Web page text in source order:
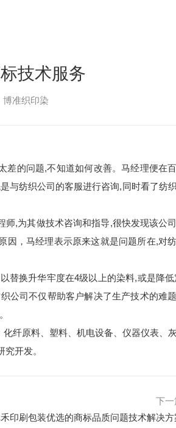
技术服务
博准织印染
的问题,不知道如何改善。马经理便在
与纺织公司的客服进行咨询,同时看了纺
,为其做技术咨询和指导,很快发现该公
因，马经理表示原来这就是问题所在,对
替换升华牢度在4级以上的染料,或是降
公司不仅帮助客户解决了生产技术的难
纤原料、塑料、机电设备、仪器仪表、
开发。
下一
印刷包装优选的商标品质问题技术解决方